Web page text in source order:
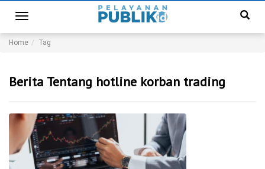
Toggle
navigation
Home Tag
Berita Tentang hotline korban trading